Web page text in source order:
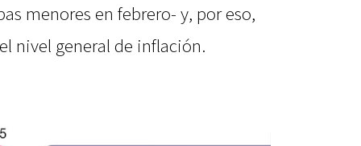
menores en febrero- y, por eso,
nivel general de inflación.